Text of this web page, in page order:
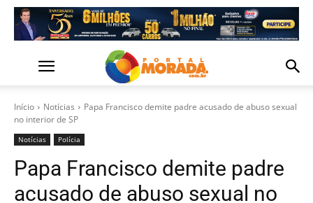
Início Notícias
Papa Francisco demite padre acusado de abuso sexual
no interior de SP
Notícias Polícia
Papa Francisco demite padre
acusado de abuso sexual no